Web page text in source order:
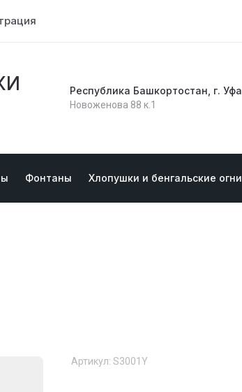
Республика Башкортостан, г. Уфа
Новоженова 88 к.1
Фонтаны Хлопушки и бенгальские огни
Артикул: S3001Y